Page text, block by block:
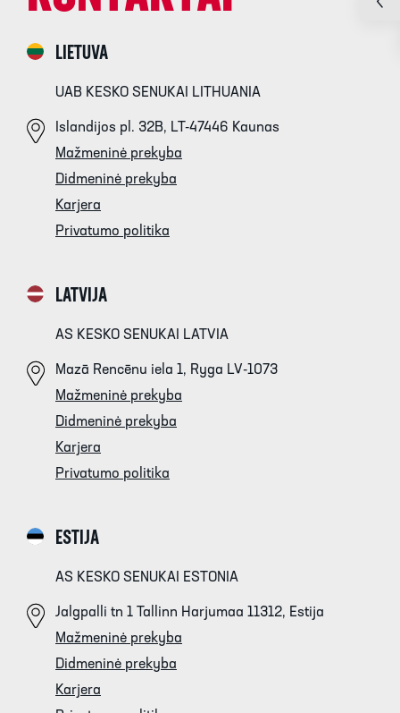
LIETUVA
UAB KESKO SENUKAI LITHUANIA
Islandijos pl. 32B, LT-47446 Kaunas
Mažmeninė prekyba
Didmeninė prekyba
Karjera
Privatumo politika
LATVIJA
AS KESKO SENUKAI LATVIA
Mazā Rencēnu iela 1, Ryga LV-1073
Mažmeninė prekyba
Didmeninė prekyba
Karjera
Privatumo politika
ESTIJA
AS KESKO SENUKAI ESTONIA
Jalgpalli tn 1 Tallinn Harjumaa 11312, Estija
Mažmeninė prekyba
Didmeninė prekyba
Karjera